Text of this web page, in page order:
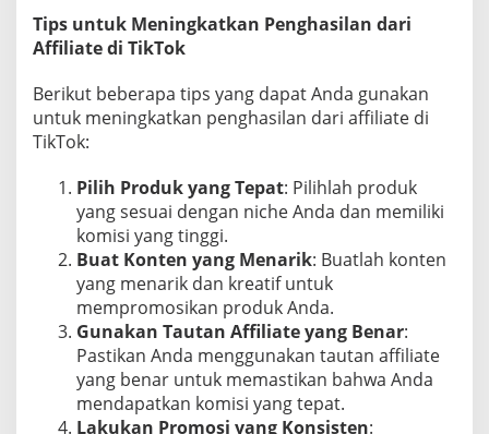
Tips untuk Meningkatkan Penghasilan dari
Affiliate di TikTok
Berikut beberapa tips yang dapat Anda gunakan
untuk meningkatkan penghasilan dari affiliate di
TikTok:
Pilih Produk yang Tepat: Pilihlah produk
yang sesuai dengan niche Anda dan memiliki
komisi yang tinggi.
Buat Konten yang Menarik: Buatlah konten
yang menarik dan kreatif untuk
mempromosikan produk Anda.
Gunakan Tautan Affiliate yang Benar:
Pastikan Anda menggunakan tautan affiliate
yang benar untuk memastikan bahwa Anda
mendapatkan komisi yang tepat.
Lakukan Promosi yang Konsisten: